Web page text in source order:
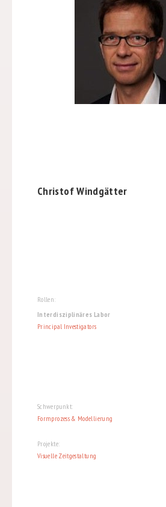
Christof Windgätter
Rollen:
Interdisziplinäres Labor
Principal Investigators
Schwerpunkt:
Formprozess & Modellierung
Projekte:
Visuelle Zeitgestaltung